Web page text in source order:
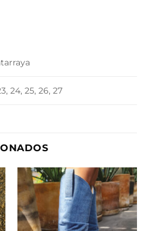
24, 25, 26, 27